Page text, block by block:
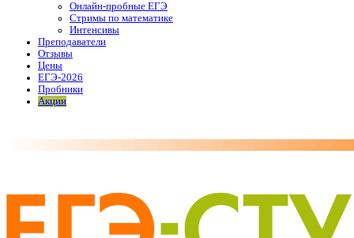
Онлайн-пробные ЕГЭ
Стримы по математике
Интенсивы
Преподаватели
Отзывы
Цены
ЕГЭ-2026
Пробники
Акции